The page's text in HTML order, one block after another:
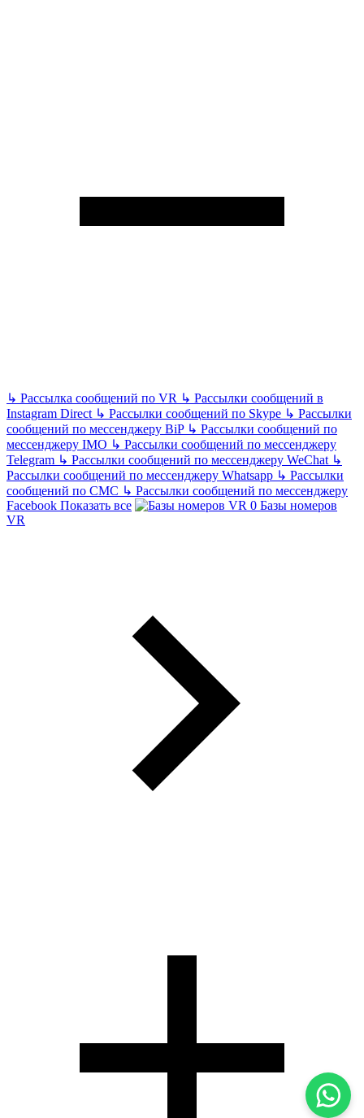
↳ Рассылка сообщений по VR ↳ Рассылки сообщений в
Instagram Direct ↳ Рассылки сообщений по Skype ↳ Рассылки
сообщений по мессенджеру BiP ↳ Рассылки сообщений по
мессенджеру IMO ↳ Рассылки сообщений по мессенджеру
Telegram ↳ Рассылки сообщений по мессенджеру WeChat ↳
Рассылки сообщений по мессенджеру Whatsapp ↳ Рассылки
сообщений по СМС ↳ Рассылки сообщений по мессенджеру
Facebook Показать все
Базы номеров
VR